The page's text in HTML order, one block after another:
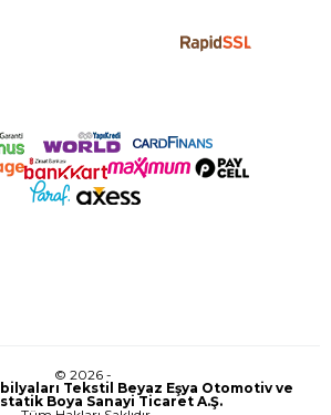
© 2026 -
Tekstil Beyaz Eşya Otomotiv ve
Boya Sanayi Ticaret A.Ş.